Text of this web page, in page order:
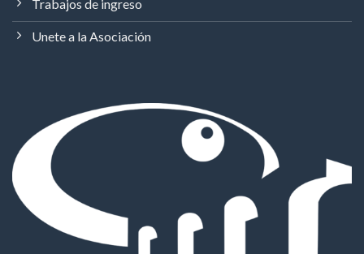
Trabajos de ingreso
Unete a la Asociación